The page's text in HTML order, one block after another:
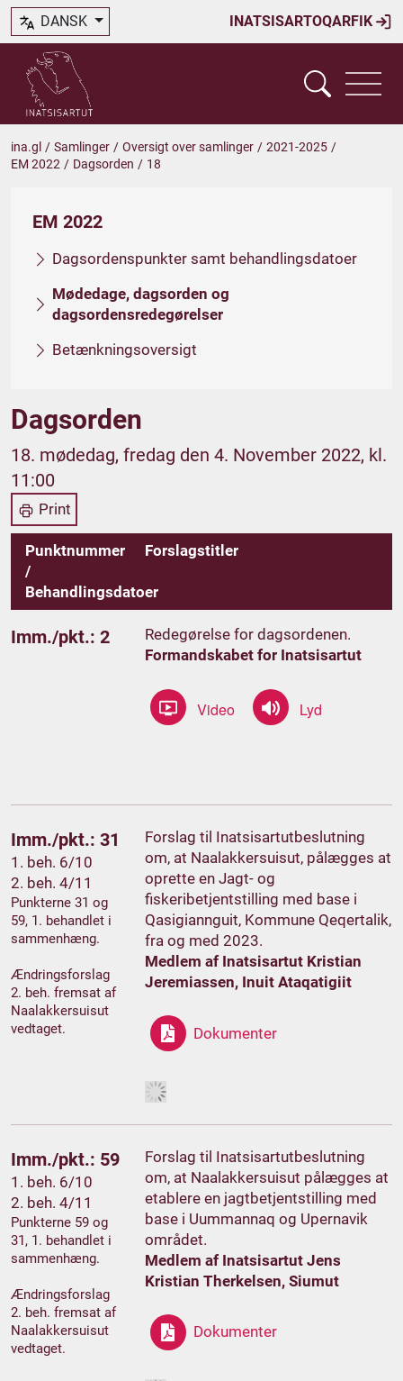
INATSISARTOQARFIK
DANSK
ina.gl / Samlinger / Oversigt over samlinger / 2021-2025 /
EM 2022 / Dagsorden / 18
EM 2022
Dagsordenspunkter samt behandlingsdatoer
Mødedage, dagsorden og
dagsordensredegørelser
Betænkningsoversigt
Dagsorden
18. mødedag, fredag den 4. November 2022, kl.
11:00
Print
Punktnummer
/
Behandlingsdatoer
Forslagstitler
Imm./pkt.: 2
Redegørelse for dagsordenen.
Formandskabet for Inatsisartut
Imm./pkt.: 31
1. beh. 6/10
2. beh. 4/11
Punkterne 31 og
59, 1. behandlet i
sammenhæng.
Ændringsforslag
2. beh. fremsat af
Naalakkersuisut
vedtaget.
Forslag til Inatsisartutbeslutning
om, at Naalakkersuisut, pålægges at
oprette en Jagt- og
fiskeribetjentstilling med base i
Qasigiannguit, Kommune Qeqertalik,
fra og med 2023.
Medlem af Inatsisartut Kristian
Jeremiassen, Inuit Ataqatigiit
Dokumenter
Imm./pkt.: 59
1. beh. 6/10
2. beh. 4/11
Punkterne 59 og
31, 1. behandlet i
sammenhæng.
Ændringsforslag
2. beh. fremsat af
Naalakkersuisut
vedtaget.
Forslag til Inatsisartutbeslutning
om, at Naalakkersuisut pålægges at
etablere en jagtbetjentstilling med
base i Uummannaq og Upernavik
området.
Medlem af Inatsisartut Jens
Kristian Therkelsen, Siumut
Dokumenter